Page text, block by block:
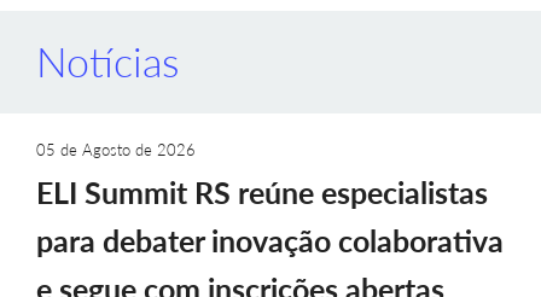
Notícias
05 de Agosto de 2026
ELI Summit RS reúne especialistas
para debater inovação colaborativa
e segue com inscrições abertas